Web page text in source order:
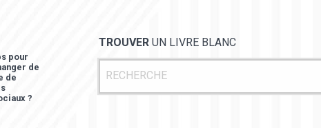
pour
de
de
?
TROUVER UN LIVRE BLANC